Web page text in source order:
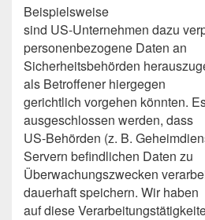
Beispielsweise
sind US-Unternehmen dazu
personenbezogene Daten an
Sicherheitsbehörden
als Betroffener hiergegen
gerichtlich vorgehen könnten.
ausgeschlossen werden, dass
US-Behörden (z. B.
Servern befindlichen Daten zu
Überwachungszwecken
dauerhaft speichern. Wir haben
auf diese